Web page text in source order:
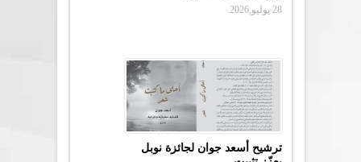
28 يوليو,2026
ترشيح أسعد جوان لجائزة نوبل